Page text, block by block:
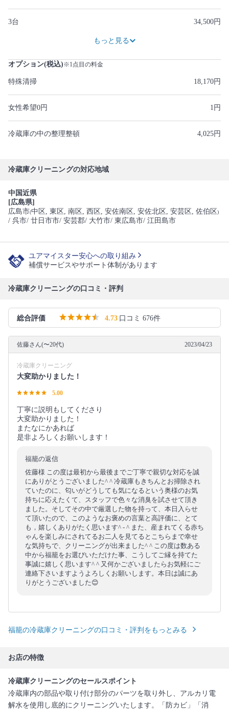
3台
34,500円
もっと見る
オプション(税込)※1点目の料金
特殊清掃 18,170円
女性希望0円 1円
冷蔵庫の中の整理整頓 4,025円
冷蔵庫クリーニングの対応地域
中国近県
[広島県]
広島市(中区 , 東区 , 南区 , 西区 , 安佐南区 , 安佐北区 , 安芸区 , 佐伯区)
/ 呉市/ 廿日市市/ 安芸郡/ 大竹市/ 東広島市/ 江田島市
ユアマイスター安心への取り組み
補償サービスやサポート体制があります
冷蔵庫クリーニングの口コミ・評判
総合評価 4.73 口コミ 676件
佐藤さん(〜20代) 2023/04/23
冷蔵庫クリーニング
大変助かりました！
5.00
丁寧に説明もしてくださり
大変助かりました！
またなにかあれば
是非よろしくお願いします！
福籠の返信
佐藤様 この度は最初から最後までご丁寧で親切な対応を誠
にありがとうございました^ ^ 冷蔵庫もきちんとお掃除され
ていたのに、匂いがどうしても気になるという奥様のお気
持ちに応えたくて、スタッフで色々な消臭を試させて頂き
ました。そしてその中で厳選した物を持って、本日入らせ
て頂いたので、このようなお褒めの言葉と高評価に、とて
も，嬉しくありがたく思います^ - ^ また、産まれてくる赤ち
ゃんを楽しみにされてるお二人を見てるとこちらまで幸せ
な気持ちで、クリーニングが出来ました^ ^ この度は数ある
中から福籠をお選びいただけた事、こうしてご縁を持てた
事誠に嬉しく思います^ ^ 又何かございましたらお気軽にご
連絡下さいますようよろしくお願いします。本日は誠にあ
りがとうございました😊
福籠の冷蔵庫クリーニングの口コミ・評判をもっとみる
お店の特徴
冷蔵庫クリーニングのセールスポイント
冷蔵庫内の部品や取り付け部分のパーツを取り外し、アルカリ電
解水を使用し底的にクリーニングいたします。「防カビ」「消